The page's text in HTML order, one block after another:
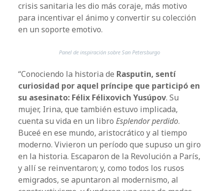
crisis sanitaria les dio más coraje, más motivo
para incentivar el ánimo y convertir su colección
en un soporte emotivo.
Panel de inspiración sobre San Petersburgo
“Conociendo la historia de Rasputin, sentí
curiosidad por aquel príncipe que participó en
su asesinato: Félix Félixovich Yusúpov. Su
mujer, Irina, que también estuvo implicada,
cuenta su vida en un libroEsplendor perdido.
Buceé en ese mundo, aristocrático y al tiempo
moderno. Vivieron un período que supuso un giro
en la historia. Escaparon de la Revolución a París,
y allí se reinventaron; y, como todos los rusos
emigrados, se apuntaron al modernismo, al